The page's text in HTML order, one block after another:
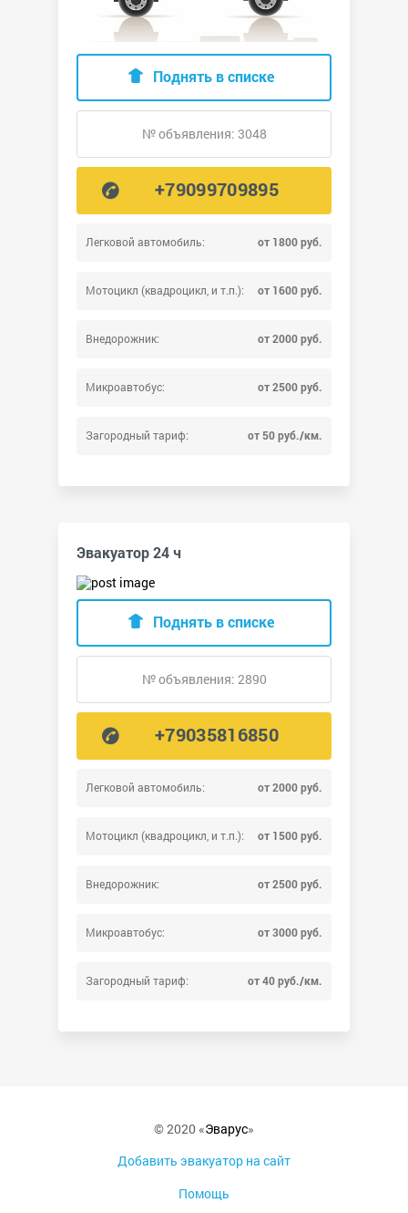
Легковой автомобиль: от 1800 руб.
Мотоцикл (квадроцикл, и т.п.): от 1600 руб.
Внедорожник: от 2000 руб.
Микроавтобус: от 2500 руб.
Загородный тариф: от 50 руб./км.
Поднять в списке
№ объявления: 3048
+79099709895
Эвакуатор 24 ч
Легковой автомобиль: от 2000 руб.
Мотоцикл (квадроцикл, и т.п.): от 1500 руб.
Внедорожник: от 2500 руб.
Микроавтобус: от 3000 руб.
Загородный тариф: от 40 руб./км.
Поднять в списке
№ объявления: 2890
+79035816850
© 2020 «Эварус»
Добавить эвакуатор на сайт
Помощь